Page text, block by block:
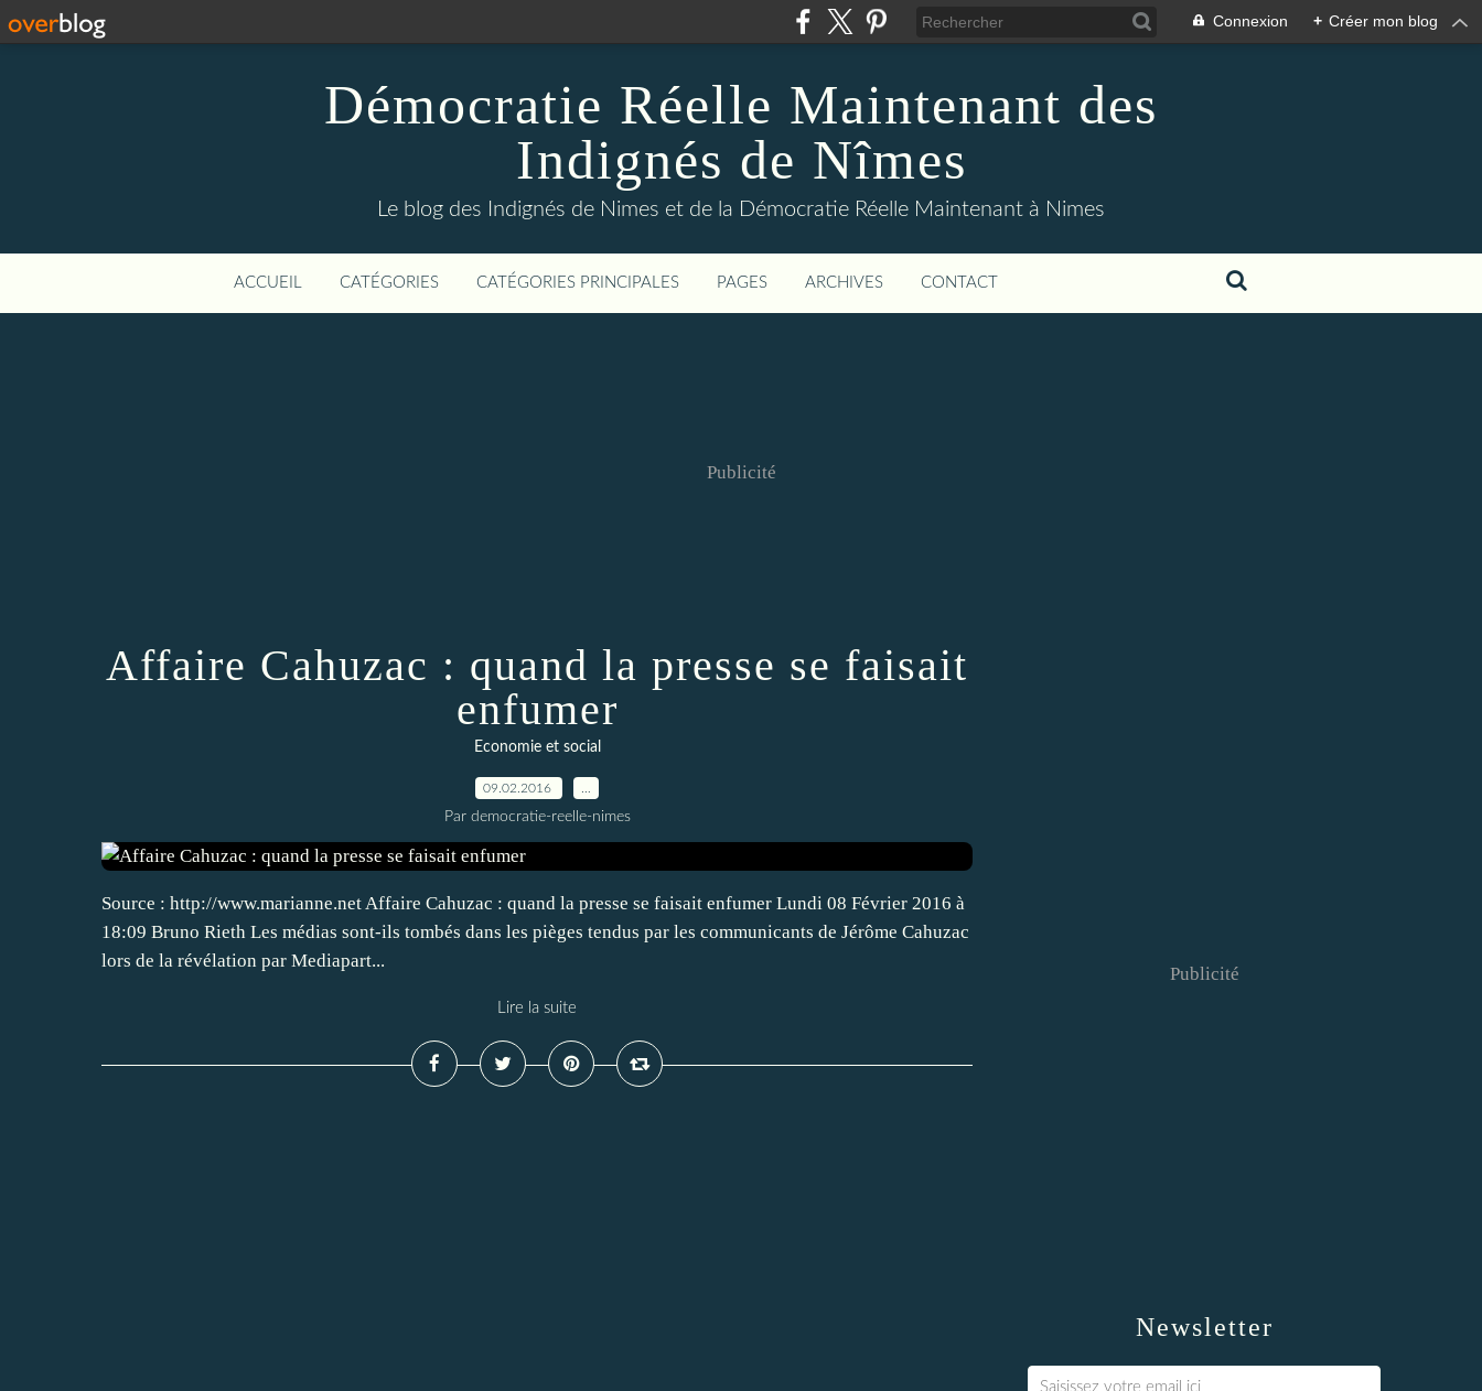
Connexion + Créer mon blog
Démocratie Réelle Maintenant des
Indignés de Nîmes
Le blog des Indignés de Nimes et de la Démocratie Réelle Maintenant à Nimes
ACCUEIL CATÉGORIES CATÉGORIES PRINCIPALES PAGES ARCHIVES CONTACT
Publicité
Affaire Cahuzac : quand la presse se faisait
enfumer
Economie et social
09.02.2016
Par democratie-reelle-nimes
Source : http://www.marianne.net Affaire Cahuzac : quand la presse se faisait enfumer Lundi 08 Février 2016 à
18:09 Bruno Rieth Les médias sont-ils tombés dans les pièges tendus par les communicants de Jérôme Cahuzac
lors de la révélation par Mediapart...
Lire la suite
Newsletter
Publicité